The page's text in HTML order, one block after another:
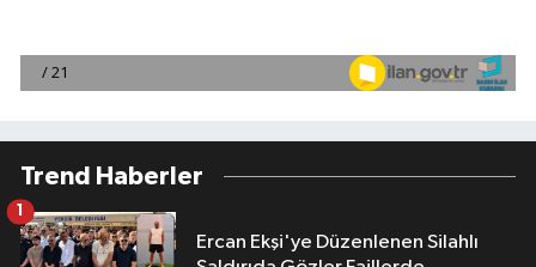
Trend Haberler
Ercan Ekşi'ye Düzenlenen Silahlı
1